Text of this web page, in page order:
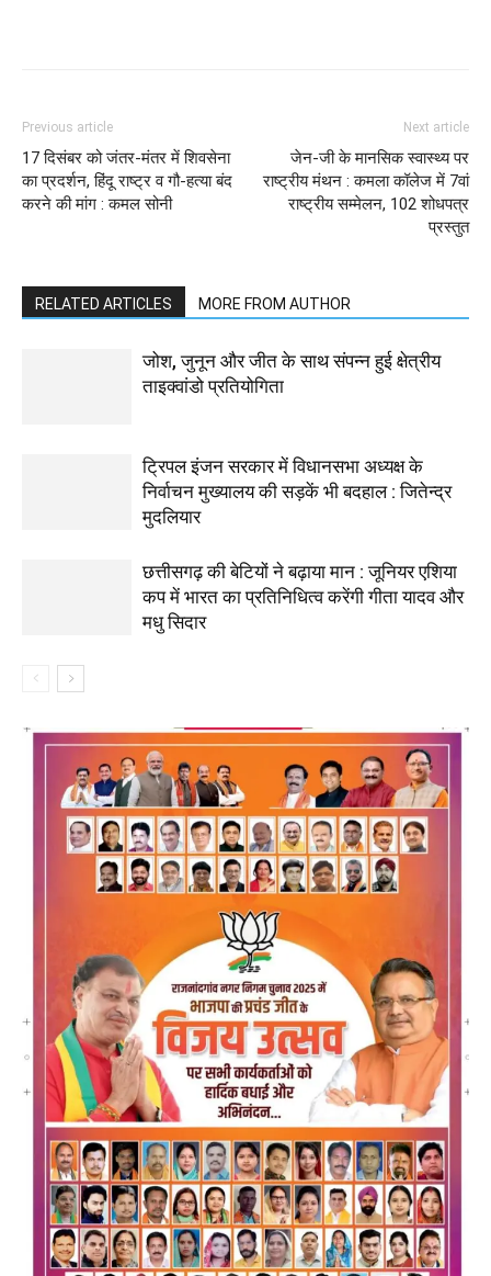
Previous article
17 दिसंबर को जंतर-मंतर में शिवसेना
का प्रदर्शन, हिंदू राष्ट्र व गौ-हत्या बंद
करने की मांग : कमल सोनी
Next article
जेन-जी के मानसिक स्वास्थ्य पर
राष्ट्रीय मंथन : कमला कॉलेज में 7वां
राष्ट्रीय सम्मेलन, 102 शोधपत्र
प्रस्तुत
RELATED ARTICLES MORE FROM AUTHOR
जोश, जुनून और जीत के साथ संपन्न हुई क्षेत्रीय
ताइक्वांडो प्रतियोगिता
ट्रिपल इंजन सरकार में विधानसभा अध्यक्ष के
निर्वाचन मुख्यालय की सड़कें भी बदहाल : जितेन्द्र
मुदलियार
छत्तीसगढ़ की बेटियों ने बढ़ाया मान : जूनियर एशिया
कप में भारत का प्रतिनिधित्व करेंगी गीता यादव और
मधु सिदार